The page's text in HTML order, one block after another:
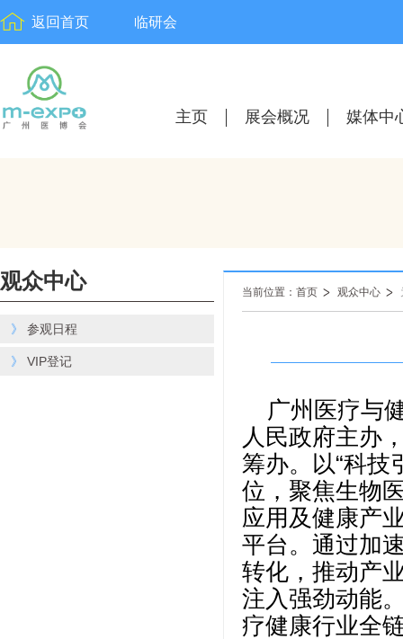
返回首页 临研会
主页 展会概况 媒体中
观众中心
》 参观日程
》 VIP登记
当前位置：首页 观众中心
广州医疗与
人民政府主办
筹办。以“科技
位，聚焦生物
应用及健康产
平台。通过加
转化，推动产
注入强劲动能
疗健康行业全